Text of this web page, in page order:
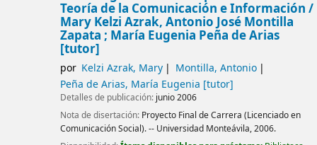
Teoría de la Comunicación e Información /
Mary Kelzi Azrak, Antonio José Montilla
Zapata ; María Eugenia Peña de Arias
[tutor]
por Kelzi Azrak, Mary
Montilla, Antonio
Peña de Arias, María Eugenia [tutor]
Detalles de publicación: junio 2006
Nota de disertación: Proyecto Final de Carrera (Licenciado en
Comunicación Social). -- Universidad Monteávila, 2006.